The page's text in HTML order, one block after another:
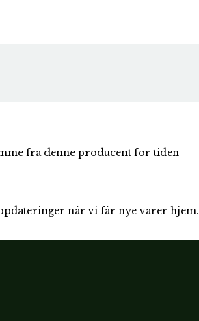
fra denne producent for tiden
når vi får nye varer hjem.